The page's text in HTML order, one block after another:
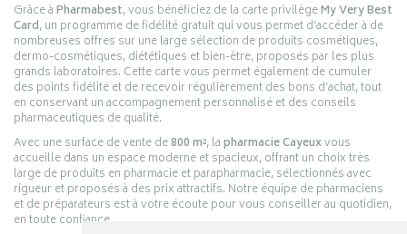
Grâce àPharmabest, vous bénéficiez de la carte privilègeMy Very Best
Card, un programme de fidélité gratuit qui vous permet d’accéder à de
nombreuses offres sur une large sélection de produits cosmétiques,
dermo-cosmétiques, diététiques et bien-être, proposés par les plus
grands laboratoires. Cette carte vous permet également de cumuler
des points fidélité et de recevoir régulièrement des bons d’achat, tout
en conservant un accompagnement personnalisé et des conseils
pharmaceutiques de qualité.
Avec une surface de vente de800 m², lapharmacie Cayeuxvous
accueille dans un espace moderne et spacieux, offrant un choix très
large de produits en pharmacie et parapharmacie, sélectionnés avec
rigueur et proposés à des prix attractifs. Notre équipe de pharmaciens
et de préparateurs est à votre écoute pour vous conseiller au quotidien,
en toute confiance.